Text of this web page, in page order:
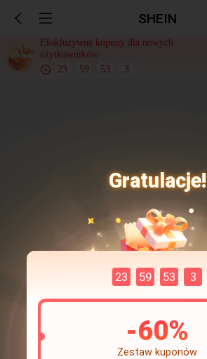
SHEIN
Ekskluzywne kupony dla nowych
użytkowników
23 : 59 : 53 1
Gratulacje!
23 : 59 : 53 . 1
-60%
Zestaw kuponów